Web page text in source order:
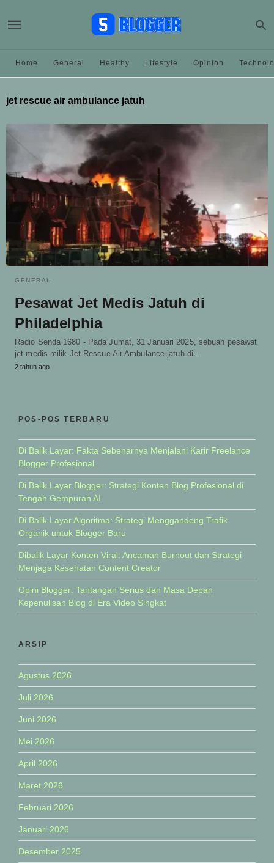
Home General Healthy Lifestyle Opinion
jet rescue air ambulance jatuh
GENERAL
Pesawat Jet Medis Jatuh di
Philadelphia
Radio Senda 1680 - Pada Jumat, 31 Januari 2025, sebuah pesawat
jet medis milik Jet Rescue Air Ambulance jatuh di…
2 tahun ago
POS-POS TERBARU
Di Balik Layar: Fakta Sebenarnya Menjalani Karir Freelance
Blogger Profesional
Di Balik Layar Blogger: Strategi Konten Blog Profesional di
Tengah Gempuran AI
Di Balik Layar Algoritma: Strategi Menggandeng Trafik
Organik untuk Blogger Baru
Dibalik Layar Konten Viral: Ancaman Burnout dan Strategi
Menjaga Kesehatan Content Creator
Opini Blogger: Tantangan Serius dan Masa Depan
Kepenulisan Blog di Era Video Singkat
ARSIP
Agustus 2026
Juli 2026
Juni 2026
Mei 2026
April 2026
Maret 2026
Februari 2026
Januari 2026
Desember 2025